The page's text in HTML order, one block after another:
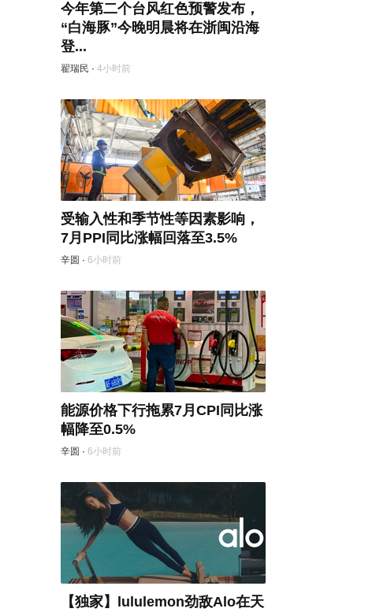
今年第二个台风红色预警发布，
“白海豚”今晚明晨将在浙闽沿海
登...
翟瑞民 · 4小时前
受输入性和季节性等因素影响，
7月PPI同比涨幅回落至3.5%
辛圆 · 6小时前
能源价格下行拖累7月CPI同比涨
幅降至0.5%
辛圆 · 6小时前
【独家】lululemon劲敌Alo在天